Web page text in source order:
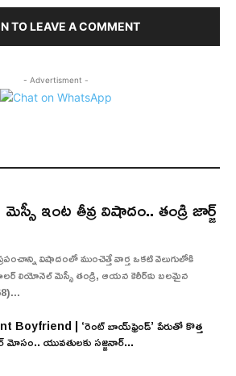
TO LEAVE A COMMENT
- Advertisment -
ఇంట తీవ్ర విషాదం.. తండ్రి జార్జ్
విషాదంలో ముంచెత్తే వార్త ఒకటి వెలుగులోకి
లియోనెల్ మెస్సీ తండ్రి, ఆయన కెరీర్‌కు బలమైన
Boyfriend | ‘రెంట్ బాయ్‌ఫ్రెండ్’ పేరుతో కొత్త
మోసం.. యువతులకు సజ్జనార్...